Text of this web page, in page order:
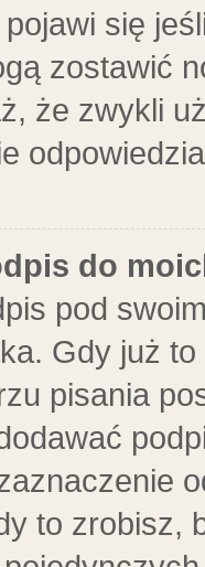
pojawi się
zostawić
że zwykli
do
pod
Gdy już
pisania
to zrobisz,